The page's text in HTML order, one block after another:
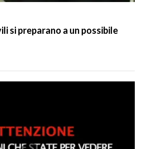
si preparano a un possibile